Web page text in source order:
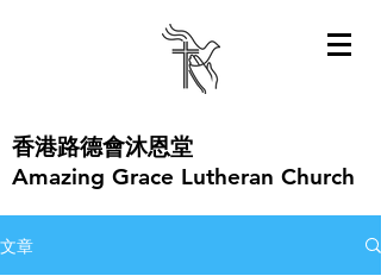
​香港路德會沐恩堂
Amazing Grace Lutheran Church
文章